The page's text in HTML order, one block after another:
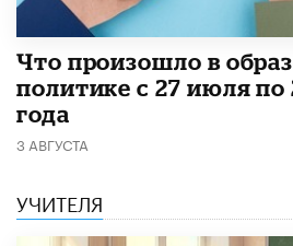
​Что произошло в
политике с 27 июля по
года
3 АВГУСТА
УЧИТЕЛЯ